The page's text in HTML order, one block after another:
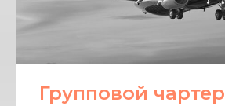
Групповой чартер